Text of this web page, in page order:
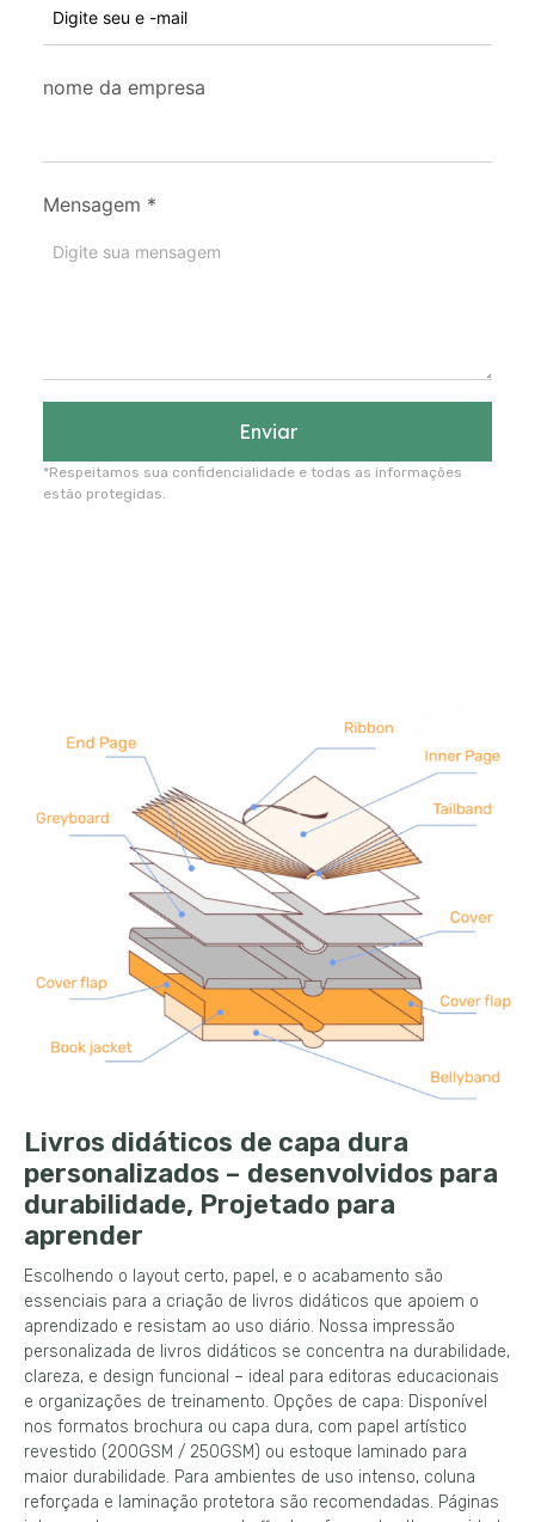
nome da empresa
Mensagem *
Enviar
*Respeitamos sua confidencialidade e todas as informações
estão protegidas.
Livros didáticos de capa dura
personalizados – desenvolvidos para
durabilidade, Projetado para
aprender
Escolhendo o layout certo, papel, e o acabamento são
essenciais para a criação de livros didáticos que apoiem o
aprendizado e resistam ao uso diário. Nossa impressão
personalizada de livros didáticos se concentra na durabilidade,
clareza, e design funcional – ideal para editoras educacionais
e organizações de treinamento. Opções de capa: Disponível
nos formatos brochura ou capa dura, com papel artístico
revestido (200GSM / 250GSM) ou estoque laminado para
maior durabilidade. Para ambientes de uso intenso, coluna
reforçada e laminação protetora são recomendadas. Páginas